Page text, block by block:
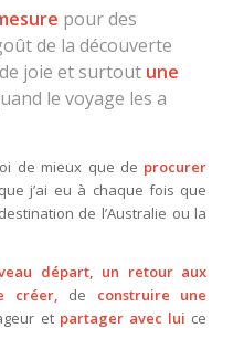
pour des
de la découverte
joie et surtout une
le voyage les a
de mieux que de procurer
j’ai eu à chaque fois que
de l’Australie ou la
départ, un retour aux
créer, de construire une
et partager avec lui ce